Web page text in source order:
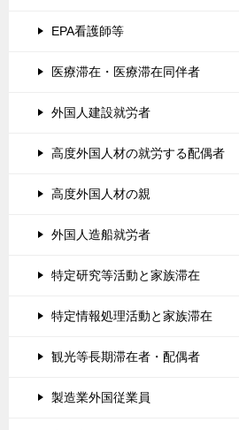
EPA看護師等
医療滞在・医療滞在同伴者
外国人建設就労者
高度外国人材の就労する配偶者
高度外国人材の親
外国人造船就労者
特定研究等活動と家族滞在
特定情報処理活動と家族滞在
観光等長期滞在者・配偶者
製造業外国従業員